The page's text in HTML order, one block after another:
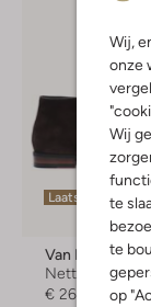
Wij,
onze
Wij
te
te
op
Laatste maten
Van Bommel
Nette
€ 269,95